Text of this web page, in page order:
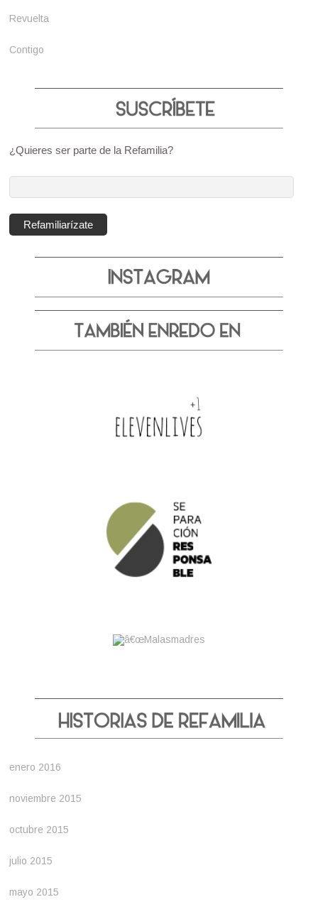
Revuelta
Contigo
¿Quieres ser parte de la Refamilia?
correo
electrónico:
Refamiliarízate
enero 2016
noviembre 2015
octubre 2015
julio 2015
mayo 2015